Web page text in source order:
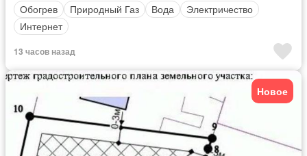
Обогрев
Природный Газ Вода
Электричество
Интернет
13 часов назад
Новое